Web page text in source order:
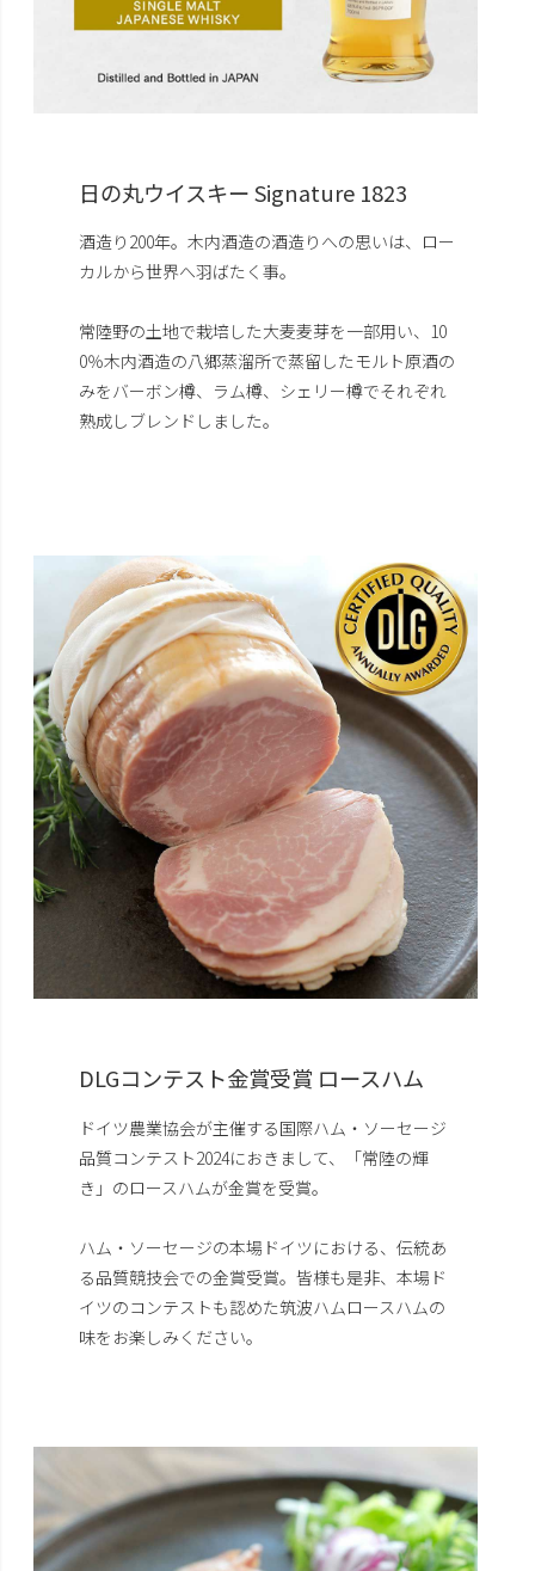
日の丸ウイスキー Signature 1823
酒造り200年。木内酒造の酒造りへの思いは、ロー
カルから世界へ羽ばたく事。
常陸野の土地で栽培した大麦麦芽を一部用い、10
0％木内酒造の八郷蒸溜所で蒸留したモルト原酒の
みをバーボン樽、ラム樽、シェリー樽でそれぞれ
熟成しブレンドしました。
DLGコンテスト金賞受賞 ロースハム
ドイツ農業協会が主催する国際ハム・ソーセージ
品質コンテスト2024におきまして、「常陸の輝
き」のロースハムが金賞を受賞。
ハム・ソーセージの本場ドイツにおける、伝統あ
る品質競技会での金賞受賞。皆様も是非、本場ド
イツのコンテストも認めた筑波ハムロースハムの
味をお楽しみください。